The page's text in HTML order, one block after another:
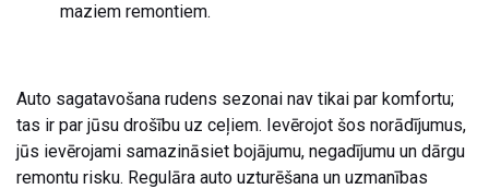
maziem remontiem.
Auto sagatavošana rudens sezonai nav tikai par komfortu;
tas ir par jūsu drošību uz ceļiem. Ievērojot šos norādījumus,
jūs ievērojami samazināsiet bojājumu, negadījumu un dārgu
remontu risku. Regulāra auto uzturēšana un uzmanības